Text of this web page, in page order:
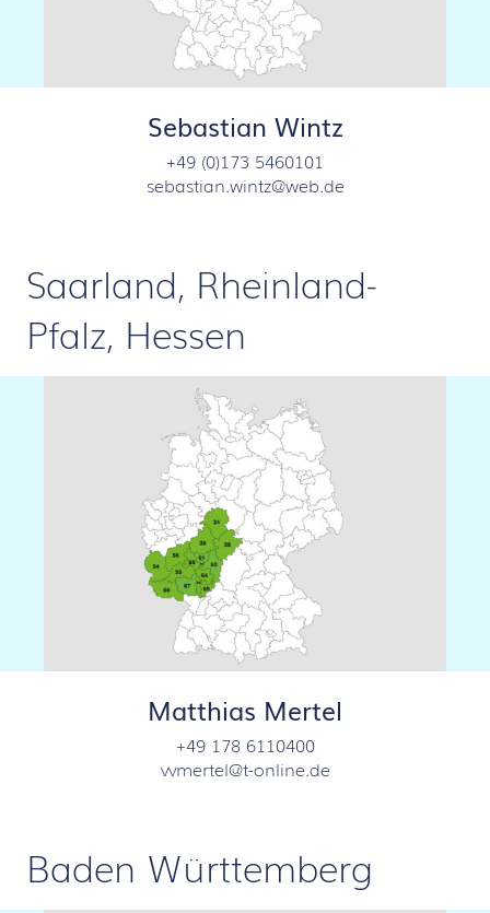
Sebastian Wintz
+49 (0)173 5460101
sebastian.wintz@web.de
Saarland, Rheinland-
Pfalz, Hessen
Matthias Mertel
+49 178 6110400
vvmertel@t-online.de
Baden Württemberg